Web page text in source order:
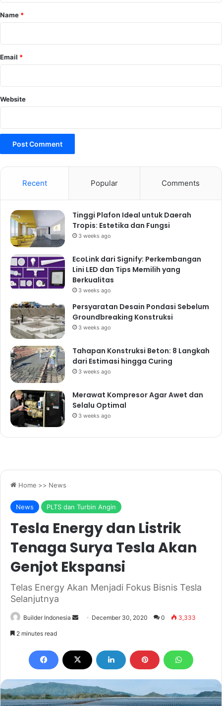
*
Name *
Email *
Website
Recent Popular Comments
Tinggi Plafon Ideal untuk Daerah
Tropis: Estetika dan Fungsi
3 weeks ago
EcoLink dari Signify: Perkembangan
Lini LED dan Tips Memilih yang
Berkualitas
3 weeks ago
Persyaratan Desain Pondasi Sebelum
Groundbreaking Konstruksi
3 weeks ago
Tahapan Konstruksi Beton: 8 Langkah
dari Estimasi hingga Curing
3 weeks ago
Merawat Kompresor Agar Awet dan
Selalu Optimal
3 weeks ago